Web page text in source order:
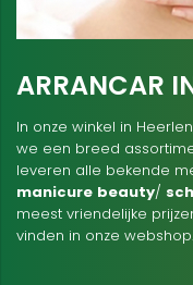
ARRANCAR
In onze winkel in
we een breed
leveren alle bekende
manicure beauty/
meest vriendelijke
vinden in onze webshop.